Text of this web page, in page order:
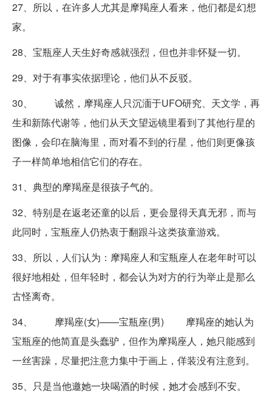
27、所以，在许多人尤其是摩羯座人看来，他们都是幻想
家。
28、宝瓶座人天生好奇感就强烈，但也并非怀疑一切。
29、对于有事实依据理论，他们从不反驳。
30、 诚然，摩羯座人只沉湎于UFO研究、天文学，再
生和新陈代谢等，他们从天文望远镜里看到了其他行星的
图像，会印在脑海里，而对看不到的行星，他们则更像孩
子一样简单地相信它们的存在。
31、典型的摩羯座是很孩子气的。
32、特别是在返老还童的以后，更会显得天真无邪，而与
此同时，宝瓶座人仍热衷于翻跟斗这类孩童游戏。
33、所以，人们认为：摩羯座人和宝瓶座人在老年时可以
很好地相处，但年轻时，都会认为对方的行为举止是那么
古怪离奇。
34、 摩羯座(女)——宝瓶座(男) 摩羯座的她认为
宝瓶座的他简直是头蠢驴，但作为摩羯座人，她只能感到
一丝害躁，尽量把注意力集中于画上，佯装没有注意到。
35、只是当他邀她一块喝酒的时候，她才会感到不安。